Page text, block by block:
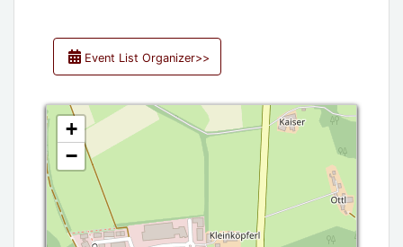
Event List Organizer>>
+
−